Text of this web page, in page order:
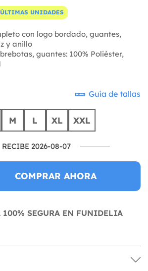
ÚLTIMAS UNIDADES
con logo bordado, guantes,
y anillo
guantes: 100% Poliéster,
Guía de tallas
M L XL XXL
RECIBE 2026-08-07
COMPRAR AHORA
100% SEGURA EN FUNIDELIA